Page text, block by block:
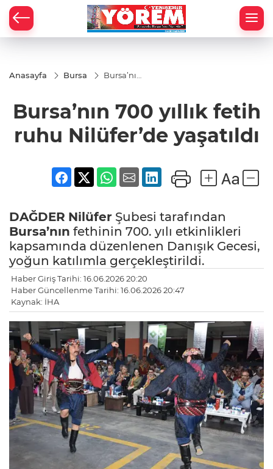
Anasayfa Bursa
Bursa’nın
Nilüfer’de
yaşatıldı
Bursa’nın 700 yıllık fetih
ruhu Nilüfer’de yaşatıldı
DAĞDER Nilüfer Şubesi tarafından
Bursa’nın fethinin 700. yılı etkinlikleri
kapsamında düzenlenen Danışık Gecesi,
yoğun katılımla gerçekleştirildi.
Haber Giriş Tarihi: 16.06.2026 20:20
Haber Güncellenme Tarihi: 16.06.2026 20:47
Kaynak: İHA